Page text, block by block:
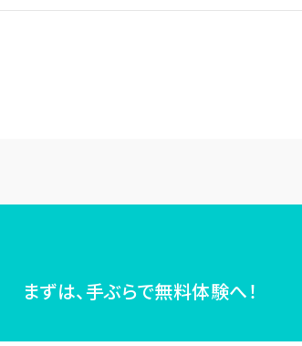
まずは、手ぶらで無料体験へ！